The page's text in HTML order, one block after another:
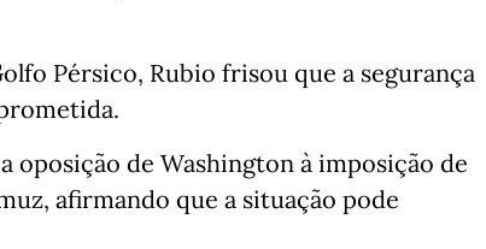
Pérsico, Rubio frisou que a segurança
oposição de Washington à imposição de
afirmando que a situação pode